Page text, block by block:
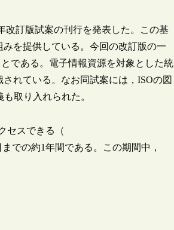
改訂版試案の刊行を発表した。この基
を提供している。今回の改訂版の一
である。電子情報資源を対象とした統
れている。なお同試案には，ISOの図
取り入れられた。
セスできる（
での約1年間である。この期間中，